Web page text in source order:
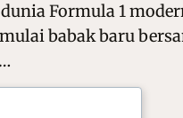
Formula 1
babak baru